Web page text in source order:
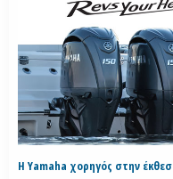
H Yamaha χορηγός στην